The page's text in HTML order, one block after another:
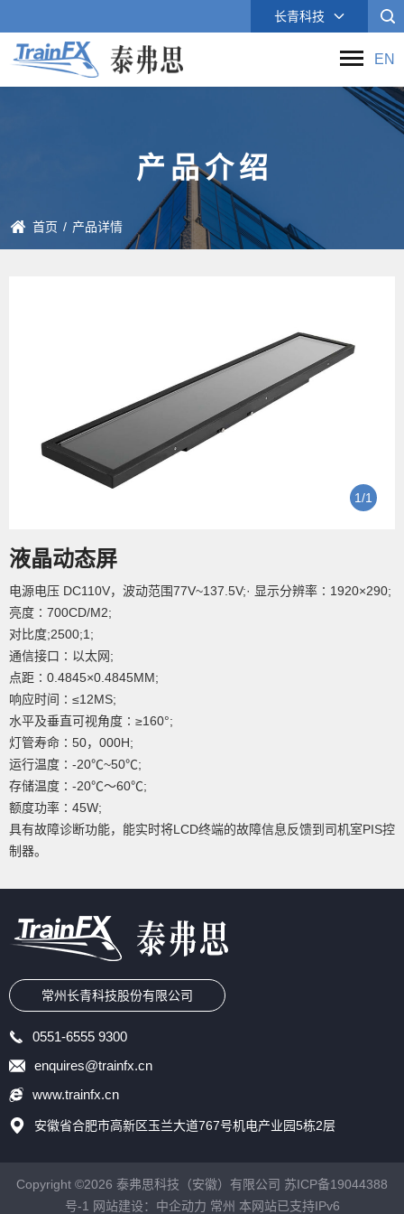
长青科技
EN
产 品介绍
首页 / 产品详情
1/1
液晶动态屏
电源电压 DC110V，波动范围77V~137.5V;· 显示分辨率∶1920×290;
亮度∶700CD/M2;
对比度;2500;1;
通信接口∶以太网;
点距∶0.4845×0.4845MM;
响应时间∶≤12MS;
水平及垂直可视角度∶≥160°;
灯管寿命∶50，000H;
运行温度∶-20℃~50℃;
存储温度∶-20℃～60℃;
额度功率∶45W;
具有故障诊断功能，能实时将LCD终端的故障信息反馈到司机室PIS控
制器。
常州长青科技股份有限公司
0551-6555 9300
enquires@trainfx.cn
www.trainfx.cn
安徽省合肥市高新区玉兰大道767号机电产业园5栋2层
Copyright ©2026 泰弗思科技（安徽）有限公司 苏ICP备19044388
号-1 网站建设：中企动力 常州 本网站已支持IPv6